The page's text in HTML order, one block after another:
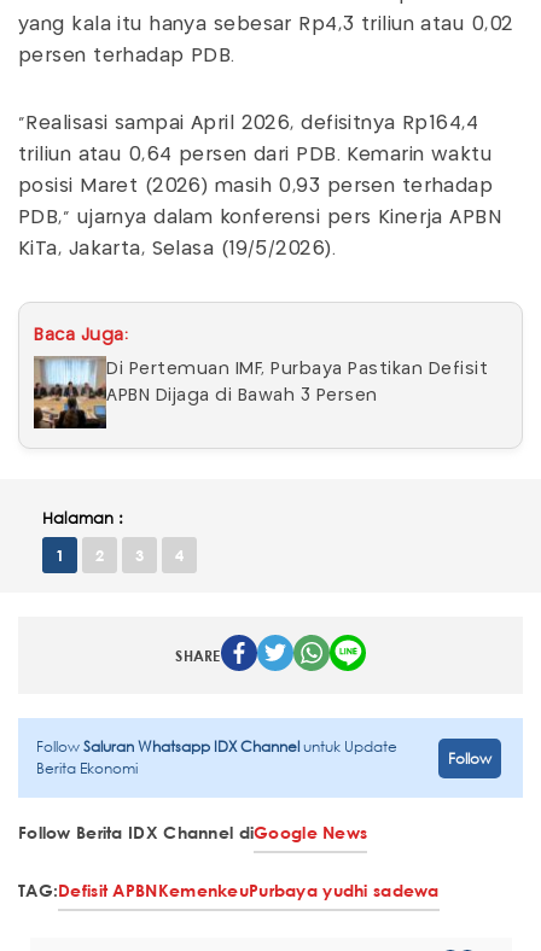
yang kala itu hanya sebesar Rp4,3 triliun atau 0,02
persen terhadap PDB.
“Realisasi sampai April 2026, defisitnya Rp164,4
triliun atau 0,64 persen dari PDB. Kemarin waktu
posisi Maret (2026) masih 0,93 persen terhadap
PDB,” ujarnya dalam konferensi pers Kinerja APBN
KiTa, Jakarta, Selasa (19/5/2026).
Baca Juga:
Di Pertemuan IMF, Purbaya Pastikan Defisit
APBN Dijaga di Bawah 3 Persen
Halaman :
1 2 3 4
SHARE
FollowSaluran Whatsapp IDX Channeluntuk Update
Berita Ekonomi
Follow
Follow Berita IDX Channel diGoogle News
TAG:Defisit APBNKemenkeuPurbaya yudhi sadewa